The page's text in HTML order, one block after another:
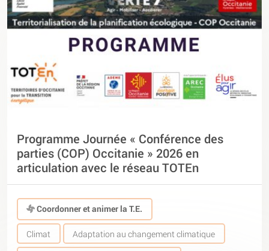
Programme Journée « Conférence des
parties (COP) Occitanie » 2026 en
articulation avec le réseau TOTEn
Coordonner et animer la T.E.
Climat Adaptation au changement climatique